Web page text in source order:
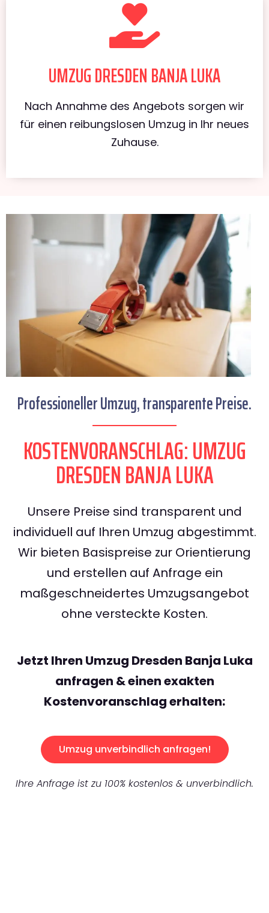
UMZUG DRESDEN BANJA LUKA
Nach Annahme des Angebots sorgen wir
für einen reibungslosen Umzug in Ihr neues
Zuhause.
Professioneller Umzug, transparente Preise.
KOSTENVORANSCHLAG: UMZUG
DRESDEN BANJA LUKA
Unsere Preise sind transparent und
individuell auf Ihren Umzug abgestimmt.
Wir bieten Basispreise zur Orientierung
und erstellen auf Anfrage ein
maßgeschneidertes Umzugsangebot
ohne versteckte Kosten.
Jetzt Ihren Umzug Dresden Banja Luka
anfragen & einen exakten
Kostenvoranschlag erhalten:
Umzug unverbindlich anfragen!
Ihre Anfrage ist zu 100% kostenlos & unverbindlich.